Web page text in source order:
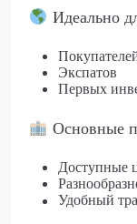
Идеально
Экспатов
Первых
Основные
Доступные
Удобный